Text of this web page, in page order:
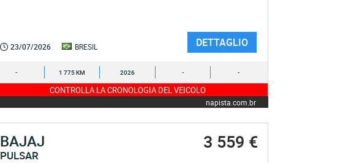
23/07/2026 BRESIL DETTAGLIO
- 1 775 KM 2026 - -
CONTROLLA LA CRONOLOGIA DEL VEICOLO
napista.com.br
BAJAJ
PULSAR
3 559 €